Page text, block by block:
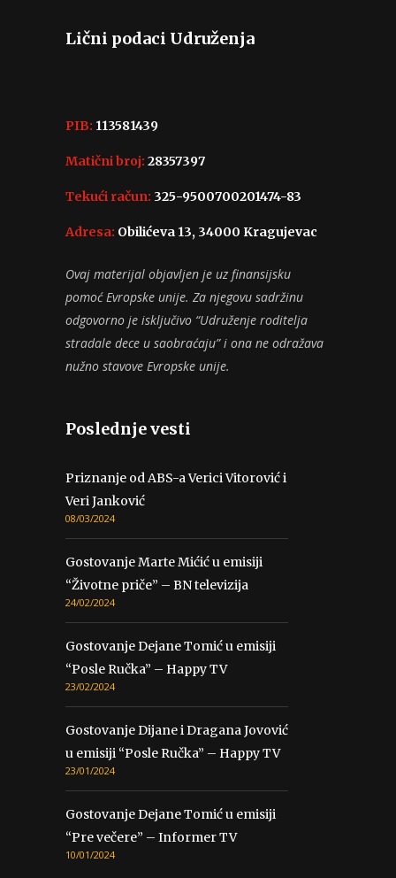
Lični podaci Udruženja
PIB: 113581439
Matični broj: 28357397
Tekući račun: 325-9500700201474-83
Adresa: Obilićeva 13, 34000 Kragujevac
Ovaj materijal objavljen je uz finansijsku
pomoć Evropske unije. Za njegovu sadržinu
odgovorno je isključivo “Udruženje roditelja
stradale dece u saobraćaju” i ona ne odražava
nužno stavove Evropske unije.
Poslednje vesti
Priznanje od ABS-a Verici Vitorović i
Veri Janković
08/03/2024
Gostovanje Marte Mićić u emisiji
“Životne priče” – BN televizija
24/02/2024
Gostovanje Dejane Tomić u emisiji
“Posle Ručka” – Happy TV
23/02/2024
Gostovanje Dijane i Dragana Jovović
u emisiji “Posle Ručka” – Happy TV
23/01/2024
Gostovanje Dejane Tomić u emisiji
“Pre večere” – Informer TV
10/01/2024